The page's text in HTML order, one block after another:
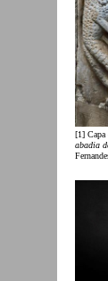
[1]
abadia